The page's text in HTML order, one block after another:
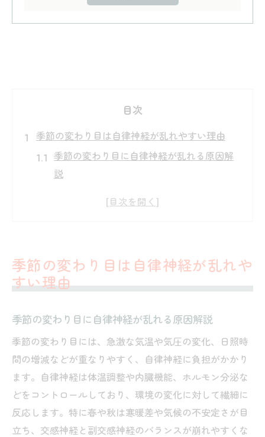
目次
季節の変わり目は自律神経が乱れやすい理由
季節の変わり目に自律神経が乱れる原因解
説
自律神経が不調を感じやすい季節の特徴
由
ふわふわめまいや眠気対策に役立つセルフケア
自律神経の乱れによるふわふわめまい対策
季節の変わり目の眠気を和らげるセルフケ
ア
自律神経安定に役立つ日々の実践ポイント
不眠や疲労感を防ぐ自律神経セルフケア術
季節の変わり目に試したい体調管理の工夫
季節の変わり目は自律神経が乱れや
すい理由
季節の変わり目に自律神経が乱れる原因解説
季節の変わり目には、急激な気温や気圧の変化、日照時
間の増減などが重なりやすく、自律神経に負担がかかり
ます。自律神経は体温調整や内臓機能、ホルモン分泌な
どをコントロールしており、環境の変化に対して繊細に
反応します。特に春や秋は寒暖差や気候の不安定さが目
立ち、交感神経と副交感神経のバランスが崩れやすくな